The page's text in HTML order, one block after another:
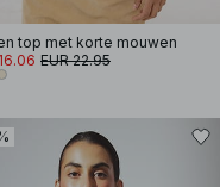
top met korte mouwen
EUR 22.95